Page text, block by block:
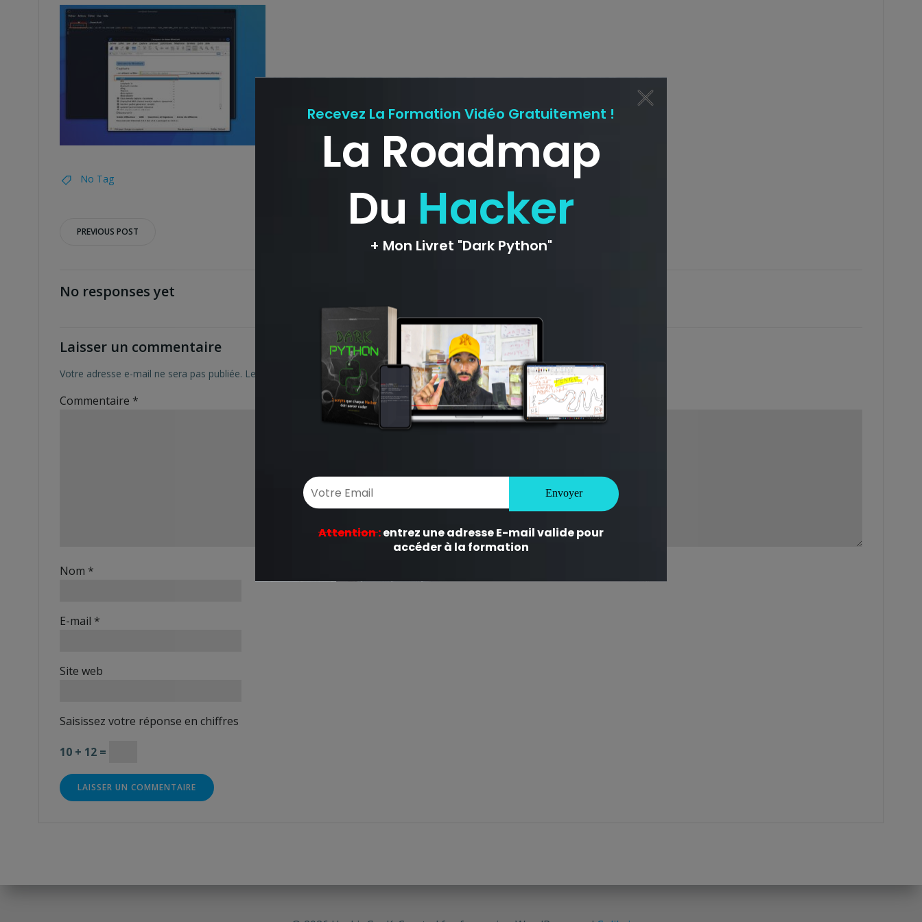
No Tag
Post
PREVIOUS POST
No responses yet
Laisser un commentaire
Votre adresse e-mail ne sera pas publiée. Les champs obligatoires sont indiqués avec*
Commentaire *
Nom *
E-mail *
Site web
Saisissez votre réponse en chiffres
10 + 12 =